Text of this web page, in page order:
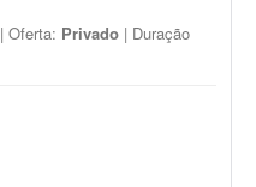
| Oferta: Privado | Duração